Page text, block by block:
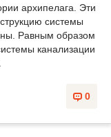
архипелага. Эти
системы
Равным образом
канализации
0